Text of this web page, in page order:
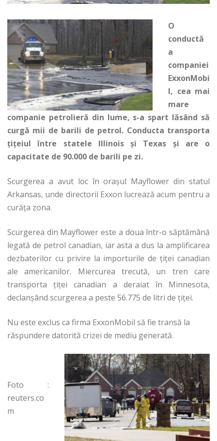
O
conductă
a
companiei
ExxonMobi
l, cea mai
mare
companie petrolieră din lume, s-a spart lăsând să
curgă mii de barili de petrol. Conducta transporta
țițeiul între statele Illinois și Texas și are o
capacitate de 90.000 de barili pe zi.
Scurgerea a avut loc în orașul Mayflower din statul
Arkansas, unde directorii Exxon lucrează acum pentru a
curăța zona.
Scurgerea din Mayflower este a doua într-o săptămână
legată de petrol canadian, iar asta a dus la amplificarea
dezbaterilor cu privire la importurile de ţiţei canadian
ale americanilor. Miercurea trecută, un tren care
transporta ţiţei canadian a deraiat în Minnesota,
declanşând scurgerea a peste 56.775 de litri de ţiţei.
Nu este exclus ca firma ExxonMobil să fie transă la
răspundere datorită crizei de mediu generată.
Foto :
reuters.co
m